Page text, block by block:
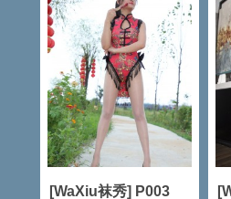
[WaXiu袜秀] P003